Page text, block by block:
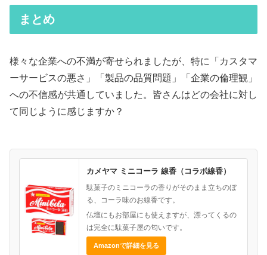
まとめ
様々な企業への不満が寄せられましたが、特に「カスタマ
ーサービスの悪さ」「製品の品質問題」「企業の倫理観」
への不信感が共通していました。皆さんはどの会社に対し
て同じように感じますか？
カメヤマ ミニコーラ 線香（コラボ線香）
駄菓子のミニコーラの香りがそのまま立ちのぼ
る、コーラ味のお線香です。
仏壇にもお部屋にも使えますが、漂ってくるの
は完全に駄菓子屋の匂いです。
Amazonで詳細を見る